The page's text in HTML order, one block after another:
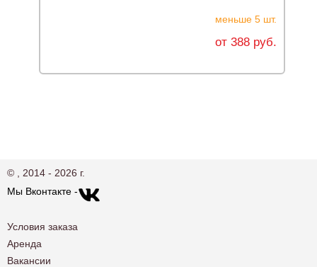
меньше 5 шт.
от 388 руб.
© , 2014 - 2026 г.
Мы Вконтакте -
Условия заказа
Аренда
Вакансии